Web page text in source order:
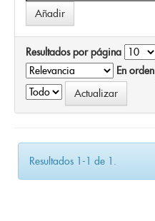
Resultados por página
En orden
Resultados 1-1 de 1.